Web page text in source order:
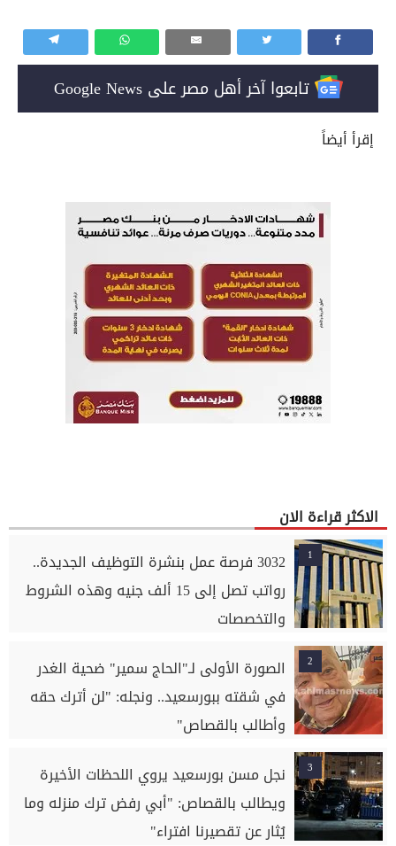
تابعوا آخر أهل مصر على Google News
إقرأ أيضاً
الاكثر قراءة الان
1
3032 فرصة عمل بنشرة التوظيف الجديدة..
رواتب تصل إلى 15 ألف جنيه وهذه الشروط
والتخصصات
2
الصورة الأولى لـ"الحاج سمير" ضحية الغدر
في شقته ببورسعيد.. ونجله: "لن أترك حقه
وأطالب بالقصاص"
3
نجل مسن بورسعيد يروي اللحظات الأخيرة
ويطالب بالقصاص: "أبي رفض ترك منزله وما
يُثار عن تقصيرنا افتراء"